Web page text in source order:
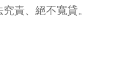
責、絕不寬貸。